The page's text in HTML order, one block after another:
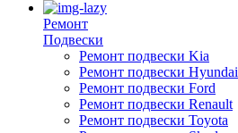
Ремонт
Подвески
Ремонт подвески Kia
Ремонт подвески Hyundai
Ремонт подвески Ford
Ремонт подвески Renault
Ремонт подвески Toyota